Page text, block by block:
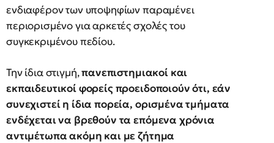
ενδιαφέρον των υποψηφίων παραμένει
περιορισμένο για αρκετές σχολές του
συγκεκριμένου πεδίου.
Την ίδια στιγμή,πανεπιστημιακοί και
εκπαιδευτικοί φορείς προειδοποιούν ότι, εάν
συνεχιστεί η ίδια πορεία, ορισμένα τμήματα
ενδέχεται να βρεθούν τα επόμενα χρόνια
αντιμέτωπα ακόμη και με ζήτημα